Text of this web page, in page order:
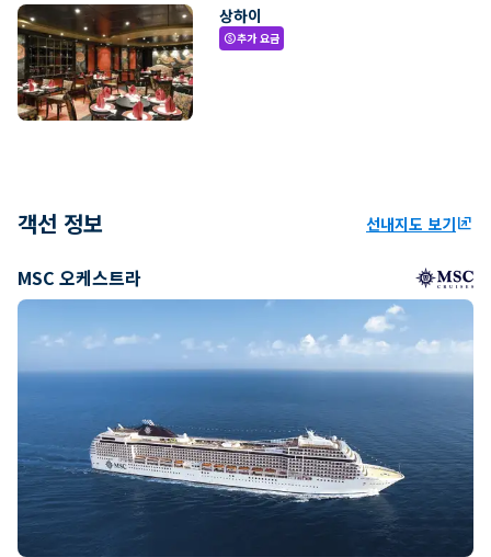
상하이
paid추가 요금
객선 정보 선내지도 보기ungroup
MSC 오케스트라